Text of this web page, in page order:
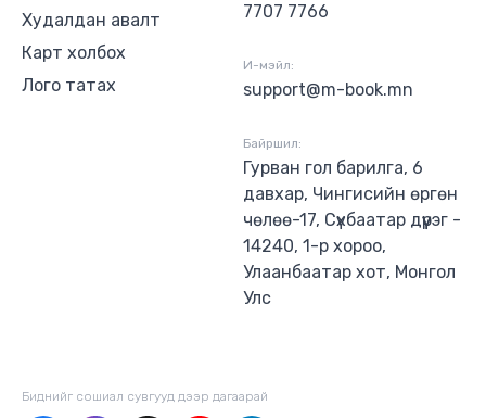
Худалдан авалт
Карт холбох
Лого татах
7707 7766
И-мэйл:
support@m-book.mn
Байршил:
Гурван гол барилга, 6
давхар, Чингисийн өргөн
чөлөө-17, Сүхбаатар дүүрэг -
14240, 1-р хороо,
Улаанбаатар хот, Монгол
Улс
Биднийг сошиал сувгууд дээр дагаaрай